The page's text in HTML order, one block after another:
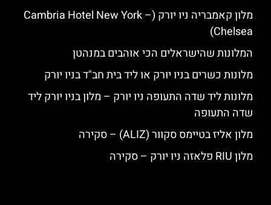
מלון קאמבריה ניו יורק (Cambria Hotel New York –
Chelsea)
המלונות שהישראלים הכי אוהבים במנהטן
מלונות כשרים בניו יורק או ליד בית חב"ד בניו יורק
מלונות ליד שדה התעופה ניו יורק – מלון בניו יורק ליד
שדה התעופה
מלון אליז בטיימס סקוור (ALIZ) – סקירה
מלון RIU פלאזה ניו יורק – סקירה